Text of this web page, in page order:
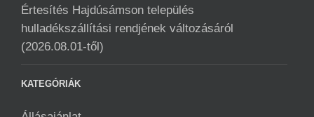
Értesítés Hajdúsámson település
hulladékszállítási rendjének változásáról
(2026.08.01-től)
KATEGÓRIÁK